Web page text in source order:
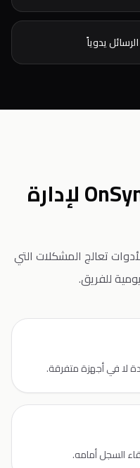
يدوياً
أهم الميزات في OnSync لإدارة
تعالج المشكلات التي
للفريق.
لا في أجهزة متفرقة.
السجل أمامه.